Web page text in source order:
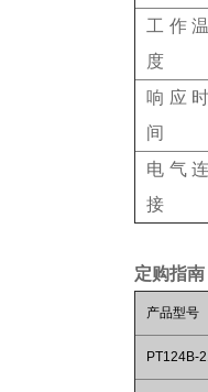
工作温
度
响应时
间
电气连
接
定购指南
产品型号
PT124B-